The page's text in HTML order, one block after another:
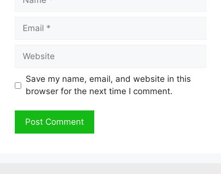
Email
Website
Save my name, email, and website in this
browser for the next time I comment.